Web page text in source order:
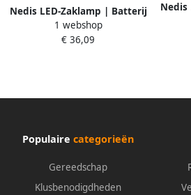
Nedis LED-Zaklamp | Batterij
Gevoed | 3.7 V DC | 20 W |
Ingebouwde Lithium-Ion |
1 webshop
€ 36,09
Nedis
Populaire categorieën
Gereedschap
Klusbenodigdheden